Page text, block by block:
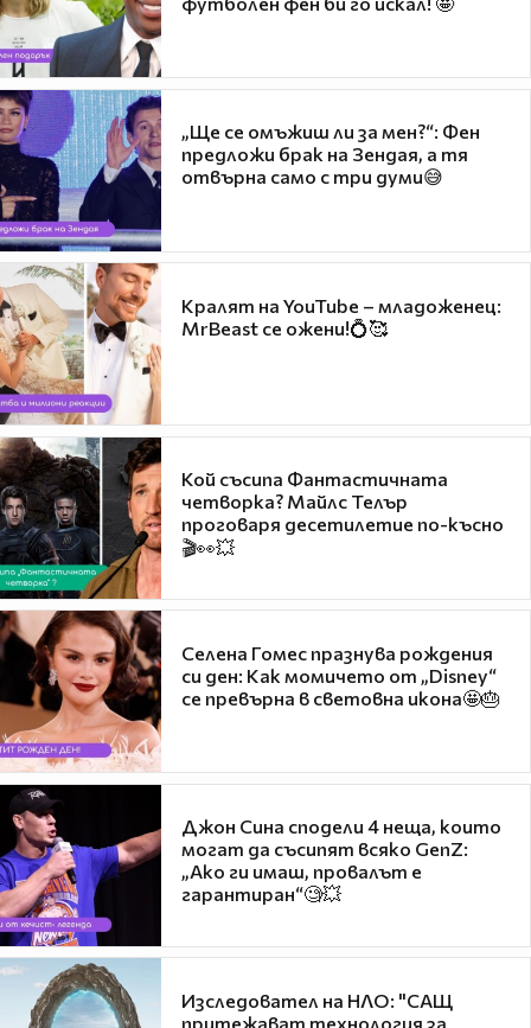
„Ще се омъжиш ли за мен?“: Фен
предложи брак на Зендая, а тя
отвърна само с три думи😅
Кралят на YouTube – младоженец:
MrBeast се ожени!💍🥰
Кой съсипа Фантастичната
четворка? Майлс Телър
проговаря десетилетие по-късно
🎬👀💥
Селена Гомес празнува рождения
си ден: Как момичето от „Disney“
се превърна в световна икона🤩🎂
Джон Сина сподели 4 неща, които
могат да съсипят всяко GenZ:
„Ако ги имаш, провалът е
гарантиран“🧐💥
Изследовател на НЛО: "САЩ
притежават технология за